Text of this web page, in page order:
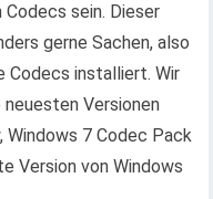
sein. Dieser
gerne Sachen, also
Codecs installiert. Wir
neuesten Versionen
7 Codec Pack
Version von Windows